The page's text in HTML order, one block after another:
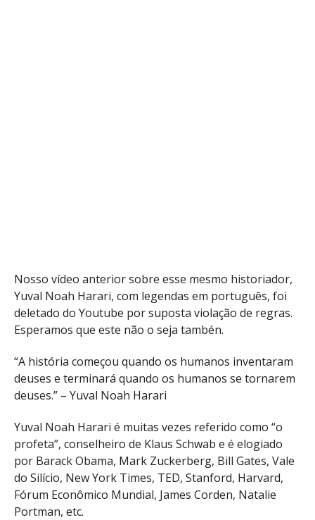
Nosso vídeo anterior sobre esse mesmo historiador,
Yuval Noah Harari, com legendas em português, foi
deletado do Youtube por suposta violação de regras.
Esperamos que este não o seja tambén.
“A história começou quando os humanos inventaram
deuses e terminará quando os humanos se tornarem
deuses.” – Yuval Noah Harari
Yuval Noah Harari é muitas vezes referido como “o
profeta”, conselheiro de Klaus Schwab e é elogiado
por Barack Obama, Mark Zuckerberg, Bill Gates, Vale
do Silício, New York Times, TED, Stanford, Harvard,
Fórum Econômico Mundial, James Corden, Natalie
Portman, etc.